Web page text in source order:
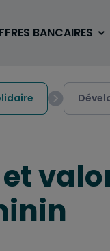
BANCAIRES
DE 3€
à l'étranger
18/30 ans